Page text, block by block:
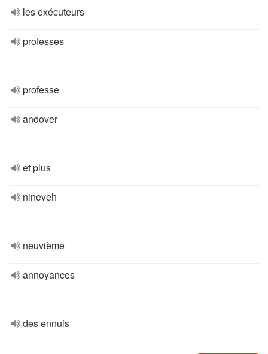
les exécuteurs
professes
professe
andover
et plus
nineveh
neuvième
annoyances
des ennuis